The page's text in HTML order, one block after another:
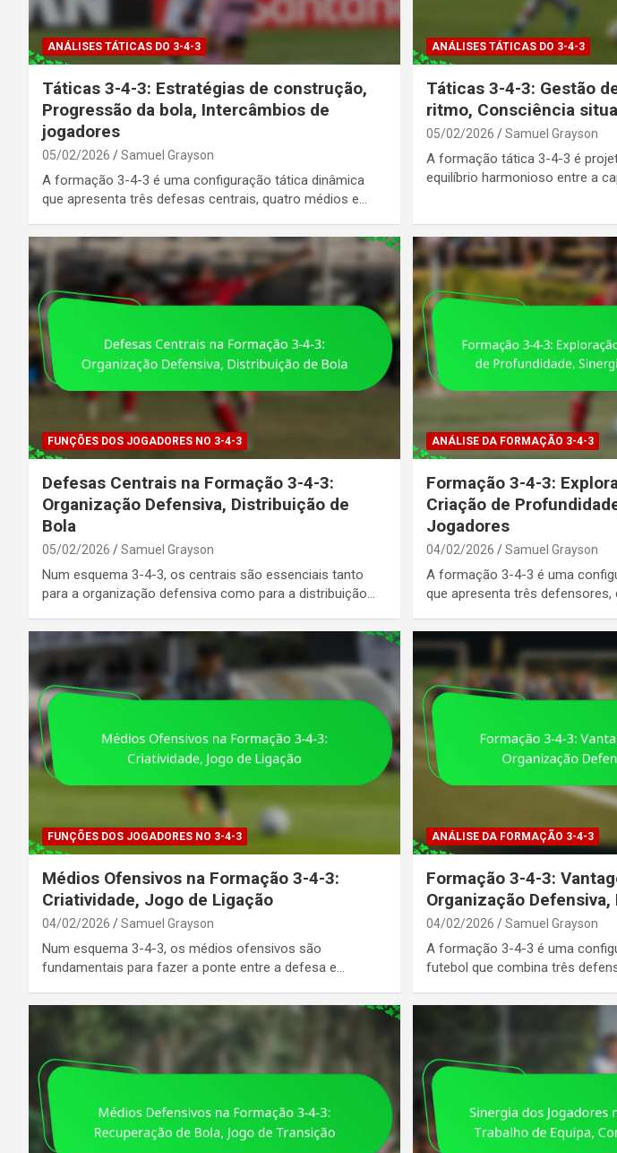
ANÁLISES TÁTICAS DO 3-4-3
Táticas 3-4-3: Estratégias de construção,
Progressão da bola, Intercâmbios de
jogadores
05/02/2026 Samuel Grayson
A formação 3-4-3 é uma configuração tática dinâmica
que apresenta três defesas centrais, quatro médios e…
ANÁLISES TÁTICAS DO 3-4-3
Táticas 3-4-3: Gestão
ritmo, Consciência
05/02/2026 Samuel Grayson
A formação tática 3-4-3 é
equilíbrio harmonioso entre a
FUNÇÕES DOS JOGADORES NO 3-4-3
Defesas Centrais na Formação 3-4-3:
Organização Defensiva, Distribuição de
Bola
05/02/2026 Samuel Grayson
Num esquema 3-4-3, os centrais são essenciais tanto
para a organização defensiva como para a distribuição…
ANÁLISE DA FORMAÇÃO 3-4-3
Formação 3-4-3:
Criação de
Jogadores
04/02/2026 Samuel Grayson
A formação 3-4-3 é uma
que apresenta três defensores,
FUNÇÕES DOS JOGADORES NO 3-4-3
Médios Ofensivos na Formação 3-4-3:
Criatividade, Jogo de Ligação
04/02/2026 Samuel Grayson
Num esquema 3-4-3, os médios ofensivos são
fundamentais para fazer a ponte entre a defesa e…
ANÁLISE DA FORMAÇÃO 3-4-3
Formação 3-4-3:
Organização Defensiva,
04/02/2026 Samuel Grayson
A formação 3-4-3 é uma
futebol que combina três